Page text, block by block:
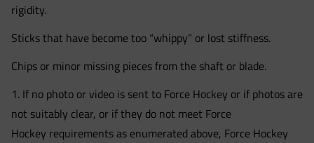
rigidity.
Sticks that have become too “whippy” or lost stiffness.
Chips or minor missing pieces from the shaft or blade.
1. If no photo or video is sent to Force Hockey or if photos are
not suitably clear, or if they do not meet Force
Hockey requirements as enumerated above, Force Hockey